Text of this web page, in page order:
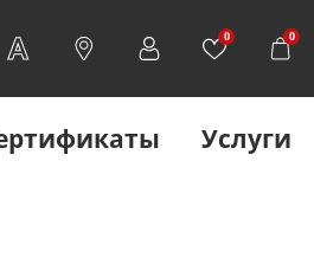
0 0
Услуги